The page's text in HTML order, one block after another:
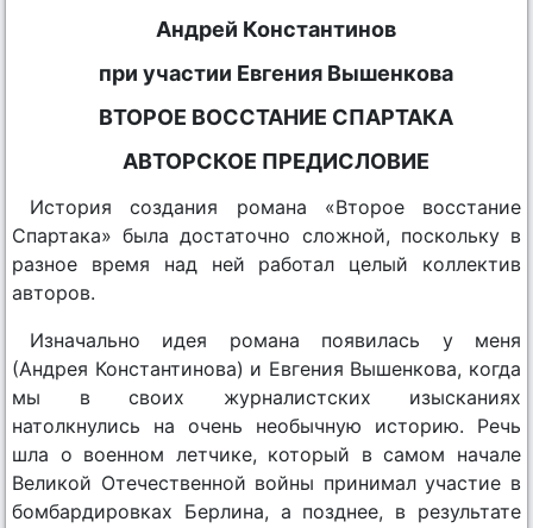
Андрей Константинов
при участии Евгения Вышенкова
ВТОРОЕ ВОССТАНИЕ СПАРТАКА
АВТОРСКОЕ ПРЕДИСЛОВИЕ
История создания романа «Второе восстание
Спартака» была достаточно сложной, поскольку в
разное время над ней работал целый коллектив
авторов.
Изначально идея романа появилась у меня
(Андрея Константинова) и Евгения Вышенкова, когда
мы в своих журналистских изысканиях
натолкнулись на очень необычную историю. Речь
шла о военном летчике, который в самом начале
Великой Отечественной войны принимал участие в
бомбардировках Берлина, а позднее, в результате